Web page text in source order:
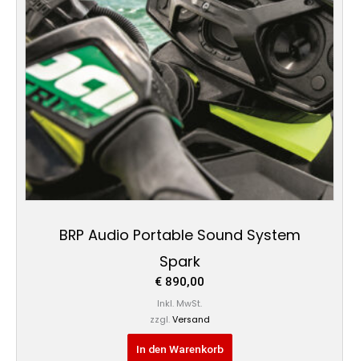
BRP Audio Portable Sound System
Spark
€ 890,00
Inkl. MwSt.
zzgl. Versand
In den Warenkorb